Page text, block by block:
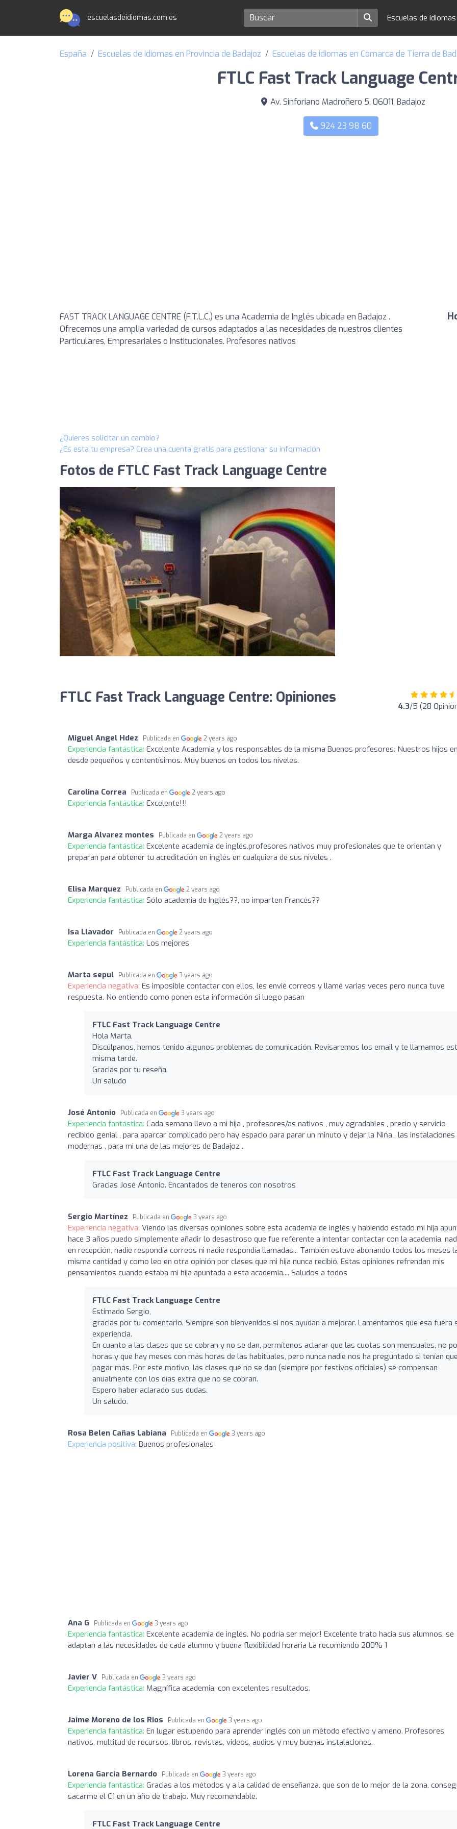
escuelasdeidiomas.com.es Escuelas de idiomas
España Escuelas de idiomas en Provincia de Badajoz Escuelas de idiomas en Comarca de Tierra de
FTLC Fast Track Language
Av. Sinforiano Madroñero 5, 06011, Badajoz
924 23 98 60
FAST TRACK LANGUAGE CENTRE (F.T.L.C.) es una Academia de Inglés ubicada en Badajoz .
Ofrecemos una amplia variedad de cursos adaptados a las necesidades de nuestros clientes
Particulares, Empresariales o Institucionales. Profesores nativos
¿Quieres solicitar un cambio?
¿Es esta tu empresa? Crea una cuenta gratis para gestionar su información
Fotos de FTLC Fast Track Language Centre
FTLC Fast Track Language Centre: Opiniones 4.3/5 (28
Miguel Angel Hdez Publicada en 2 years ago
Experiencia fantástica: Excelente Academia y los responsables de la misma Buenos profesores. Nuestros hijos
desde pequeños y contentísimos. Muy buenos en todos los niveles.
Carolina Correa Publicada en 2 years ago
Experiencia fantástica: Excelente!!!
Marga Alvarez montes Publicada en 2 years ago
Experiencia fantástica: Excelente academia de inglés,profesores nativos muy profesionales que te orientan y
preparan para obtener tu acreditación en inglés en cualquiera de sus niveles .
Elisa Marquez Publicada en 2 years ago
Experiencia fantástica: Sólo academia de Inglés??, no imparten Francés??
Isa Llavador Publicada en 2 years ago
Experiencia fantástica: Los mejores
Marta sepul Publicada en 3 years ago
Experiencia negativa: Es imposible contactar con ellos, les envié correos y llamé varias veces pero nunca tuve
respuesta. No entiendo como ponen esta información si luego pasan
FTLC Fast Track Language Centre
Hola Marta,
Discúlpanos, hemos tenido algunos problemas de comunicación. Revisaremos los email y te llamamos
misma tarde.
Gracias por tu reseña.
Un saludo
José Antonio Publicada en 3 years ago
Experiencia fantástica: Cada semana llevo a mi hija , profesores/as nativos , muy agradables , precio y servicio
recibido genial , para aparcar complicado pero hay espacio para parar un minuto y dejar la Nińa , las
modernas , para mi una de las mejores de Badajoz .
FTLC Fast Track Language Centre
Gracias José Antonio. Encantados de teneros con nosotros
Sergio Martínez Publicada en 3 years ago
Experiencia negativa: Viendo las diversas opiniones sobre esta academia de inglés y habiendo estado mi hija
hace 3 años puedo simplemente añadir lo desastroso que fue referente a intentar contactar con la academia,
en recepción, nadie respondía correos ni nadie respondía llamadas... También estuve abonando todos los meses
misma cantidad y como leo en otra opinión por clases que mi hija nunca recibió. Estas opiniones refrendan mis
pensamientos cuando estaba mi hija apuntada a esta academia.... Saludos a todos
FTLC Fast Track Language Centre
Estimado Sergio,
gracias por tu comentario. Siempre son bienvenidos si nos ayudan a mejorar. Lamentamos que esa fuera
experiencia.
En cuanto a las clases que se cobran y no se dan, permítenos aclarar que las cuotas son mensuales, no
horas y que hay meses con más horas de las habituales, pero nunca nadie nos ha preguntado si tenían que
pagar más. Por este motivo, las clases que no se dan (siempre por festivos oficiales) se compensan
anualmente con los días extra que no se cobran.
Espero haber aclarado sus dudas.
Un saludo.
Rosa Belen Cañas Labiana Publicada en 3 years ago
Experiencia positiva: Buenos profesionales
Ana G Publicada en 3 years ago
Experiencia fantástica: Excelente academia de inglés. No podría ser mejor! Excelente trato hacia sus alumnos, se
adaptan a las necesidades de cada alumno y buena flexibilidad horaria La recomiendo 200% 1
Javier V Publicada en 3 years ago
Experiencia fantástica: Magnífica academia, con excelentes resultados.
Jaime Moreno de los Rios Publicada en 3 years ago
Experiencia fantástica: En lugar estupendo para aprender Inglés con un método efectivo y ameno. Profesores
nativos, multitud de recursos, libros, revistas, videos, audios y muy buenas instalaciones.
Lorena García Bernardo Publicada en 3 years ago
Experiencia fantástica: Gracias a los métodos y a la calidad de enseñanza, que son de lo mejor de la zona,
sacarme el C1 en un año de trabajo. Muy recomendable.
FTLC Fast Track Language Centre